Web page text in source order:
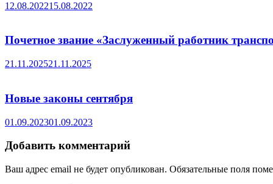
12.08.202215.08.2022
Почетное звание «Заслуженный работник
21.11.202521.11.2025
Новые законы сентября
01.09.202301.09.2023
Добавить комментарий
Ваш адрес email не будет опубликован. Обязательные поля